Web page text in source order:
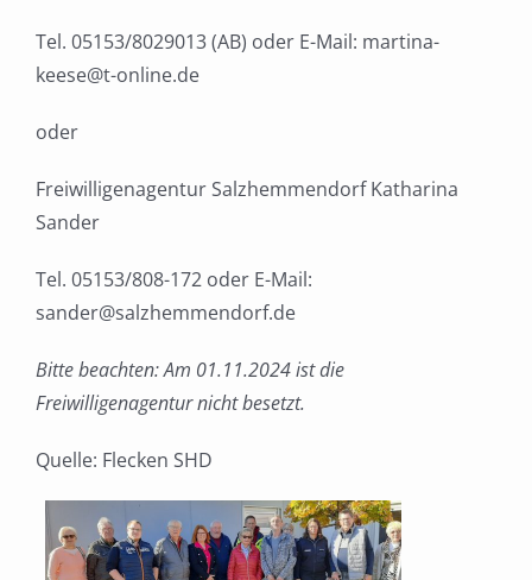
Tel. 05153/8029013 (AB) oder E-Mail: martina-
keese@t-online.de
oder
Freiwilligenagentur Salzhemmendorf Katharina
Sander
Tel. 05153/808-172 oder E-Mail:
sander@salzhemmendorf.de
Bitte beachten: Am 01.11.2024 ist die
Freiwilligenagentur nicht besetzt.
Quelle: Flecken SHD